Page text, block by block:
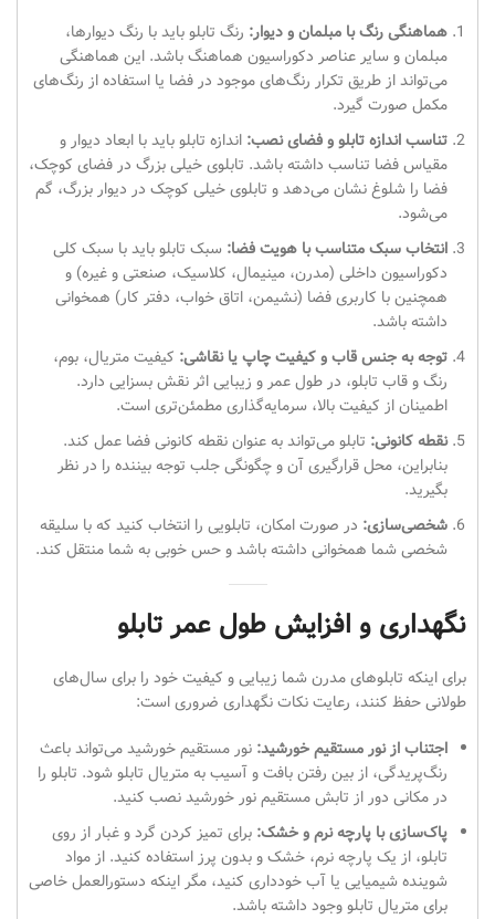
هماهنگی رنگ با مبلمان و دیوار: رنگ تابلو باید با رنگ دیوارها،
مبلمان و سایر عناصر دکوراسیون هماهنگ باشد. این هماهنگی
می‌تواند از طریق تکرار رنگ‌های موجود در فضا یا استفاده از رنگ‌های
مکمل صورت گیرد.
تناسب اندازه تابلو و فضای نصب: اندازه تابلو باید با ابعاد دیوار و
مقیاس فضا تناسب داشته باشد. تابلوی خیلی بزرگ در فضای کوچک،
فضا را شلوغ نشان می‌دهد و تابلوی خیلی کوچک در دیوار بزرگ، گم
می‌شود.
انتخاب سبک متناسب با هویت فضا: سبک تابلو باید با سبک کلی
دکوراسیون داخلی (مدرن، مینیمال، کلاسیک، صنعتی و غیره) و
همچنین با کاربری فضا (نشیمن، اتاق خواب، دفتر کار) همخوانی
داشته باشد.
توجه به جنس قاب و کیفیت چاپ یا نقاشی: کیفیت متریال، بوم،
رنگ و قاب تابلو، در طول عمر و زیبایی اثر نقش بسزایی دارد.
اطمینان از کیفیت بالا، سرمایه‌گذاری مطمئن‌تری است.
نقطه کانونی: تابلو می‌تواند به عنوان نقطه کانونی فضا عمل کند.
بنابراین، محل قرارگیری آن و چگونگی جلب توجه بیننده را در نظر
بگیرید.
شخصی‌سازی: در صورت امکان، تابلویی را انتخاب کنید که با سلیقه
شخصی شما همخوانی داشته باشد و حس خوبی به شما منتقل کند.
نگهداری و افزایش طول عمر تابلو
برای اینکه تابلوهای مدرن شما زیبایی و کیفیت خود را برای سال‌های
طولانی حفظ کنند، رعایت نکات نگهداری ضروری است:
اجتناب از نور مستقیم خورشید: نور مستقیم خورشید می‌تواند باعث
رنگ‌پریدگی، از بین رفتن بافت و آسیب به متریال تابلو شود. تابلو را
در مکانی دور از تابش مستقیم نور خورشید نصب کنید.
پاک‌سازی با پارچه نرم و خشک: برای تمیز کردن گرد و غبار از روی
تابلو، از یک پارچه نرم، خشک و بدون پرز استفاده کنید. از مواد
شوینده شیمیایی یا آب خودداری کنید، مگر اینکه دستورالعمل خاصی
برای متریال تابلو وجود داشته باشد.